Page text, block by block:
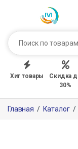
Хит товары
Скидка
30%
Главная / Каталог /